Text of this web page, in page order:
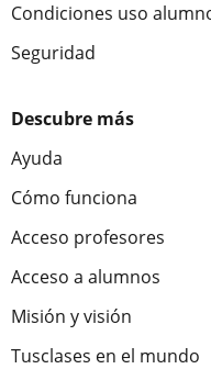
Condiciones uso
Seguridad
Descubre más
Ayuda
Cómo funciona
Acceso profesores
Acceso a alumnos
Misión y visión
Tusclases en el mundo